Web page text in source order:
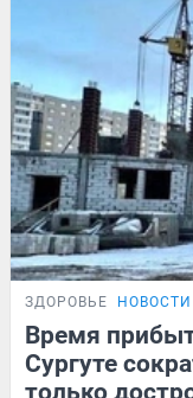
ЗДОРОВЬЕ
Время
Сургуте
только